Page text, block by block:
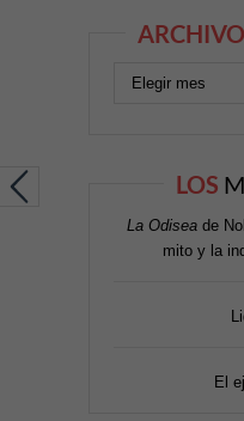
ARCHIVO
LOS
La Odisea de
mito y la
El